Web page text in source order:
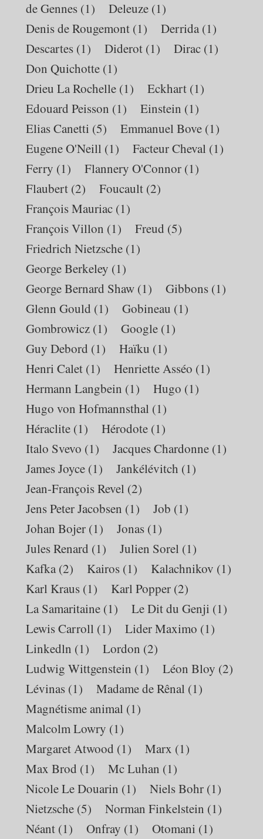
de Gennes (1) Deleuze (1)
Denis de Rougemont (1) Derrida (1)
Descartes (1) Diderot (1) Dirac (1)
Don Quichotte (1)
Drieu La Rochelle (1) Eckhart (1)
Edouard Peisson (1) Einstein (1)
Elias Canetti (5) Emmanuel Bove (1)
Eugene O'Neill (1) Facteur Cheval (1)
Ferry (1) Flannery O'Connor (1)
Flaubert (2) Foucault (2)
François Mauriac (1)
François Villon (1) Freud (5)
Friedrich Nietzsche (1)
George Berkeley (1)
George Bernard Shaw (1) Gibbons (1)
Glenn Gould (1) Gobineau (1)
Gombrowicz (1) Google (1)
Guy Debord (1) Haïku (1)
Henri Calet (1) Henriette Asséo (1)
Hermann Langbein (1) Hugo (1)
Hugo von Hofmannsthal (1)
Héraclite (1) Hérodote (1)
Italo Svevo (1) Jacques Chardonne (1)
James Joyce (1) Jankélévitch (1)
Jean-François Revel (2)
Jens Peter Jacobsen (1) Job (1)
Johan Bojer (1) Jonas (1)
Jules Renard (1) Julien Sorel (1)
Kafka (2) Kairos (1) Kalachnikov (1)
Karl Kraus (1) Karl Popper (2)
La Samaritaine (1) Le Dit du Genji (1)
Lewis Carroll (1) Lider Maximo (1)
Linkedln (1) Lordon (2)
Ludwig Wittgenstein (1) Léon Bloy (2)
Lévinas (1) Madame de Rênal (1)
Magnétisme animal (1)
Malcolm Lowry (1)
Margaret Atwood (1) Marx (1)
Max Brod (1) Mc Luhan (1)
Nicole Le Douarin (1) Niels Bohr (1)
Nietzsche (5) Norman Finkelstein (1)
Néant (1) Onfray (1) Otomani (1)